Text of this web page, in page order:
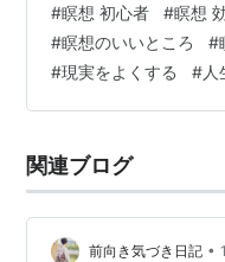
えたい、 今感じてい
い、 現実をもっと楽
って頑張っているつも
い・・・ そんな現実
状態にするこ…
#瞑想 初心者 #瞑想
#瞑想のいいところ #
#現実をよくする #人
関連ブログ
前向き気づき日記 •